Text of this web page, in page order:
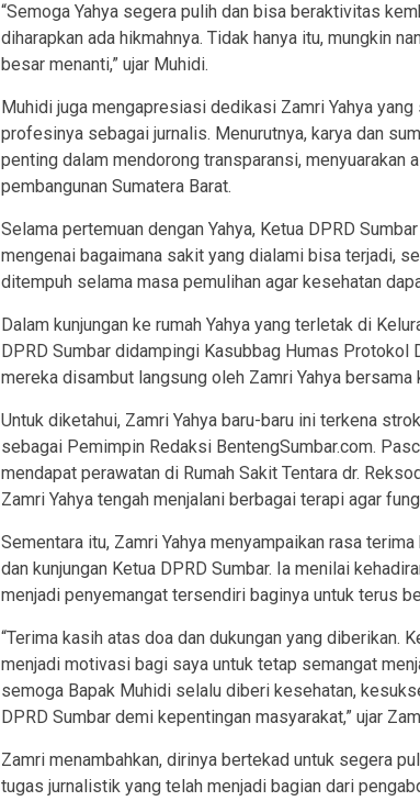
“Semoga Yahya segera pulih dan bisa beraktivitas
diharapkan ada hikmahnya. Tidak hanya itu, mungkin
besar menanti,” ujar Muhidi.
Muhidi juga mengapresiasi dedikasi Zamri Yahya
profesinya sebagai jurnalis. Menurutnya, karya dan
penting dalam mendorong transparansi, menyuarakan
pembangunan Sumatera Barat.
Selama pertemuan dengan Yahya, Ketua DPRD
mengenai bagaimana sakit yang dialami bisa terjadi,
ditempuh selama masa pemulihan agar kesehatan
Dalam kunjungan ke rumah Yahya yang terletak di
DPRD Sumbar didampingi Kasubbag Humas Protokol
mereka disambut langsung oleh Zamri Yahya bersama
Untuk diketahui, Zamri Yahya baru-baru ini terkena
sebagai Pemimpin Redaksi BentengSumbar.com.
mendapat perawatan di Rumah Sakit Tentara dr.
Zamri Yahya tengah menjalani berbagai terapi agar
Sementara itu, Zamri Yahya menyampaikan rasa
dan kunjungan Ketua DPRD Sumbar. Ia menilai
menjadi penyemangat tersendiri baginya untuk terus
“Terima kasih atas doa dan dukungan yang diberikan.
menjadi motivasi bagi saya untuk tetap semangat
semoga Bapak Muhidi selalu diberi kesehatan,
DPRD Sumbar demi kepentingan masyarakat,” ujar
Zamri menambahkan, dirinya bertekad untuk segera
tugas jurnalistik yang telah menjadi bagian dari